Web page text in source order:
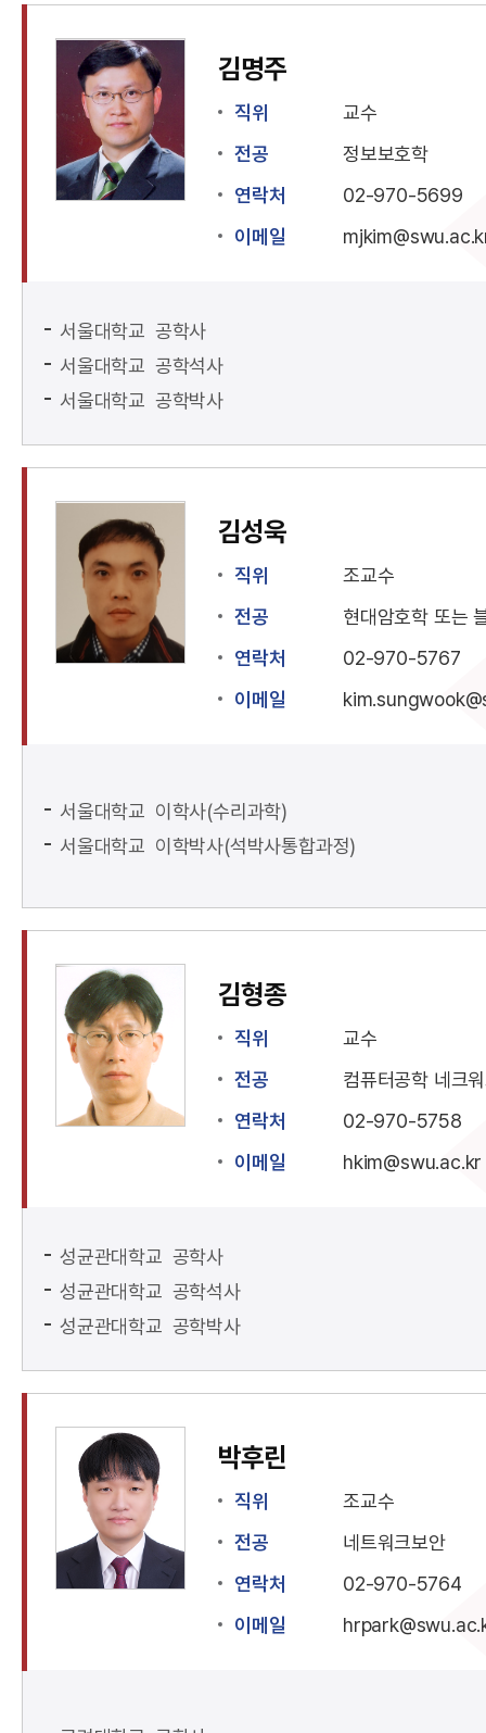
김명주
직위
교수
전공
정보보호학
연락처
02-970-5699
이메일
서울대학교 공학사
서울대학교 공학석사
서울대학교 공학박사
김성욱
직위
조교수
전공
현대암호학 또는
연락처
02-970-5767
이메일
서울대학교 이학사(수리과학)
서울대학교 이학박사(석박사통합과정)
김형종
직위
교수
전공
컴퓨터공학 네크
연락처
02-970-5758
이메일
hkim@swu.ac.kr
성균관대학교 공학사
성균관대학교 공학석사
성균관대학교 공학박사
박후린
직위
조교수
전공
네트워크보안
연락처
02-970-5764
이메일